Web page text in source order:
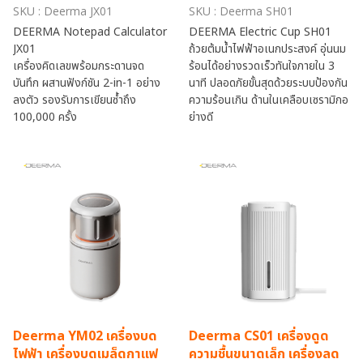
SKU : Deerma JX01
DEERMA Notepad Calculator
JX01
เครื่องคิดเลขพร้อมกระดานจด
บันทึก ผสานฟังก์ชัน 2-in-1 อย่าง
ลงตัว รองรับการเขียนซ้ำถึง
100,000 ครั้ง
SKU : Deerma SH01
DEERMA Electric Cup SH01
ถ้วยต้มน้ำไฟฟ้าอเนกประสงค์ อุ่นนม
ร้อนได้อย่างรวดเร็วทันใจภายใน 3
นาที ปลอดภัยขั้นสุดด้วยระบบป้องกัน
ความร้อนเกิน ด้านในเคลือบเซรามิกอ
ย่างดี
Deerma YM02 เครื่องบด
ไฟฟ้า เครื่องบดเมล็ดกาแฟ
Deerma CS01 เครื่องดูด
ความชื้นขนาดเล็ก เครื่องลด